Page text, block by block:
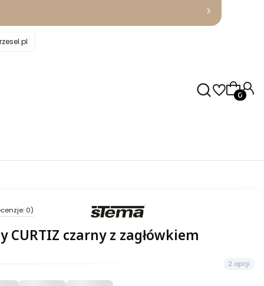
0)
CURTIZ czarny z zagłówkiem
2 opcji